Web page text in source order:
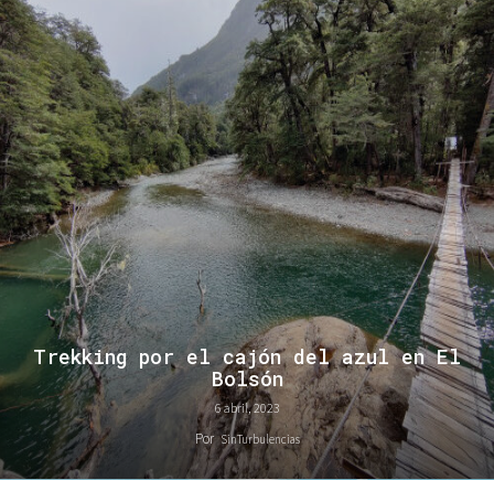
Trekking por el cajón del azul en El
Bolsón
6 abril, 2023
Por SinTurbulencias